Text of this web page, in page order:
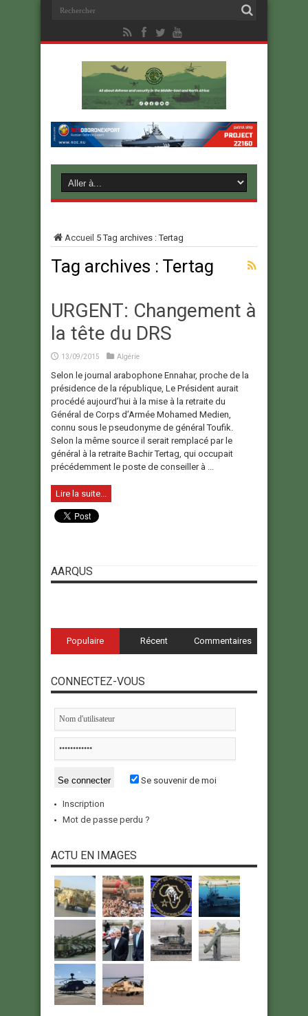
Accueil 5Tag archives : Tertag
Tag archives : Tertag
URGENT: Changement à
la tête du DRS
13/09/2015 Algérie
Selon le journal arabophone Ennahar, proche de la
présidence de la république, Le Président aurait
procédé aujourd’hui à la mise à la retraite du
Général de Corps d’Armée Mohamed Medien,
connu sous le pseudonyme de général Toufik.
Selon la même source il serait remplacé par le
général à la retraite Bachir Tertag, qui occupait
précédemment le poste de conseiller à ...
Lire la suite...
AARQUS
Populaire Récent Commentaires
CONNECTEZ-VOUS
Se souvenir de moi
Inscription
Mot de passe perdu ?
ACTU EN IMAGES